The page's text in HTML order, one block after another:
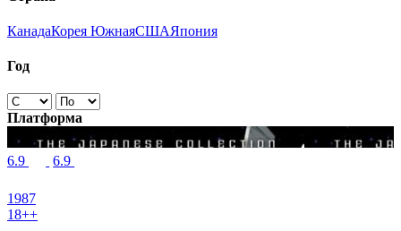
КанадаКорея ЮжнаяСШАЯпония
Год
Платформа
6.9 6.9
1987
18++